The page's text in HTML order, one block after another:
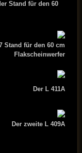
Stand für den 60
Stand für den 60 cm
Flakscheinwerfer
Der L 411A
Der zweite L 409A